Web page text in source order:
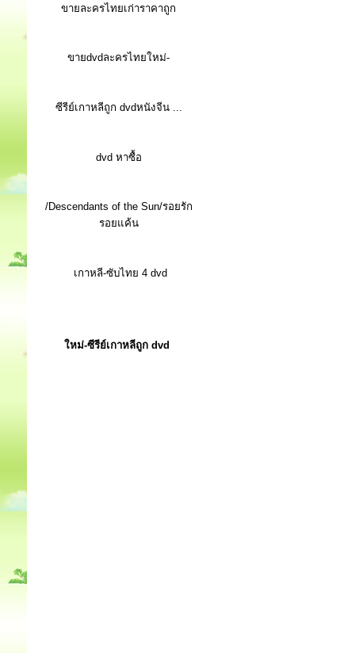
ขายละครไทยเก่าราคาถูก
ขายdvdละครไทยใหม่-
ซีรีย์เกาหลีถูก dvdหนังจีน ...
dvd หาซื้อ
/Descendants of the Sun/รอยรัก
รอยแค้น
เกาหลี-ซับไทย 4 dvd
ใหม่-ซีรีย์เกาหลีถูก dvd